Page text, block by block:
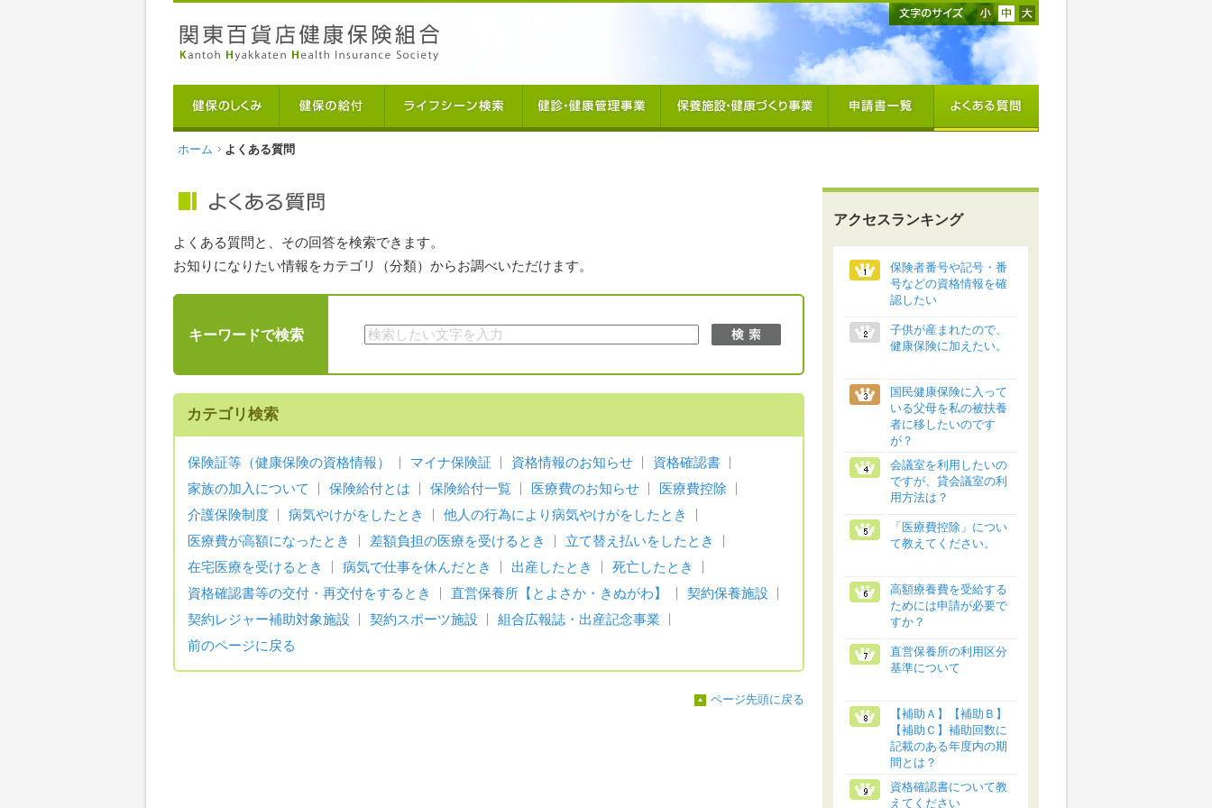
ホーム よくある質問
よくある質問と、その回答を検索できます。
お知りになりたい情報をカテゴリ（分類）からお調べいただけます。
キーワードで検索
カテゴリ検索
保険証等（健康保険の資格情報） マイナ保険証 資格情報のお知らせ
資格確認書
家族の加入について
保険給付とは 保険給付一覧 医療費のお知らせ
医療費控除
介護保険制度
病気やけがをしたとき
他人の行為により病気やけがをしたとき
医療費が高額になったとき
差額負担の医療を受けるとき
立て替え払いをしたとき
在宅医療を受けるとき
病気で仕事を休んだとき 出産したとき
死亡したとき
資格確認書等の交付・再交付をするとき
直営保養所【とよさか・きぬがわ】
契約保養施設
契約レジャー補助対象施設
契約スポーツ施設
組合広報誌・出産記念事業
前のページに戻る
ページ先頭に戻る
アクセスランキング
保険者番号や記号・番
号などの資格情報を確
認したい
子供が産まれたので、
健康保険に加えたい。
国民健康保険に入って
いる父母を私の被扶養
者に移したいのです
が？
会議室を利用したいの
ですが、貸会議室の利
用方法は？
「医療費控除」につい
て教えてください。
高額療養費を受給する
ためには申請が必要で
すか？
直営保養所の利用区分
基準について
【補助Ａ】【補助Ｂ】
【補助Ｃ】補助回数に
記載のある年度内の期
間とは？
資格確認書について教
えてください